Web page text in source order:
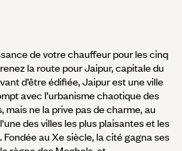
de votre chauffeur pour les cinq
la route pour Jaipur, capitale du
d’être édifiée, Jaipur est une ville
avec l’urbanisme chaotique des
mais ne la prive pas de charme, au
des villes les plus plaisantes et les
Fondée au Xe siècle, la cité gagna ses